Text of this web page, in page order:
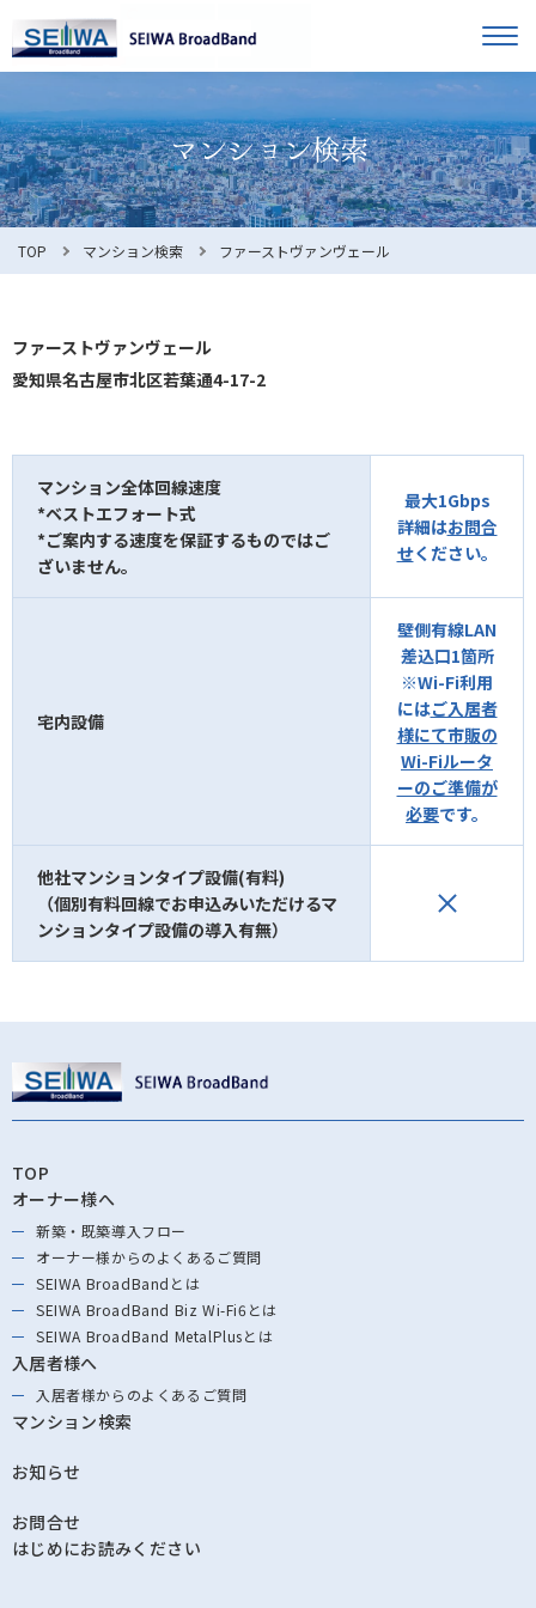
オーナー様へ
入居者様へ
お知らせ
利用規約
お問合せ マンション検索
TOP マンション検索 ファーストヴァンヴェール
ファーストヴァンヴェール
愛知県名古屋市北区若葉通4-17-2
マンション全体回線速度
*ベストエフォート式
*ご案内する速度を保証するものではご
ざいません。
最大1Gbps
詳細はお問合
せください。
宅内設備
壁側有線LAN
差込口1箇所
※Wi-Fi利用
にはご入居者
様にて市販の
Wi-Fiルータ
ーのご準備が
必要です。
他社マンションタイプ設備(有料)
（個別有料回線でお申込みいただけるマ
ンションタイプ設備の導入有無）
TOP
オーナー様へ
新築・既築導⼊フロー
オーナー様からのよくあるご質問
SEIWA BroadBandとは
SEIWA BroadBand Biz Wi-Fi6とは
SEIWA BroadBand MetalPlusとは
入居者様へ
入居者様からのよくあるご質問
マンション検索
お知らせ
お問合せ
はじめにお読みください